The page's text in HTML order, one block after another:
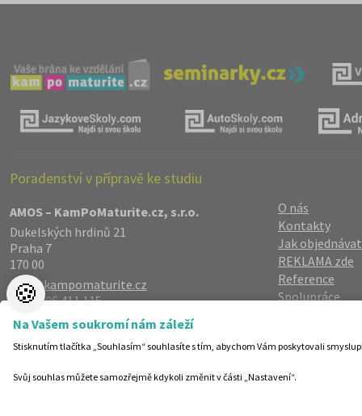
Poradenství v přípravě ke studiu
AMOS – KamPoMaturite.cz, s.r.o.
Dukelských hrdinů 21
Praha 7
170 00
info@kampomaturite.cz
+420 606 411 115
O nás
Kontakty
Jak objednávat
REKLAMA zde
Reference
Spolupráce
Helpdesk
🍪
Na Vašem soukromí nám záleží
Stisknutím tlačítka „Souhlasím“ souhlasíte s tím, abychom Vám poskytovali
Svůj souhlas můžete samozřejmě kdykoli změnit v části „Nastavení“.